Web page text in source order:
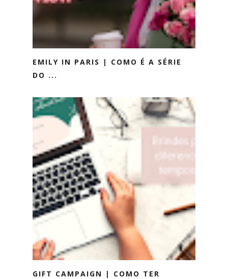
EMILY IN PARIS | COMO É A SÉRIE
DO ...
GIFT CAMPAIGN | COMO TER